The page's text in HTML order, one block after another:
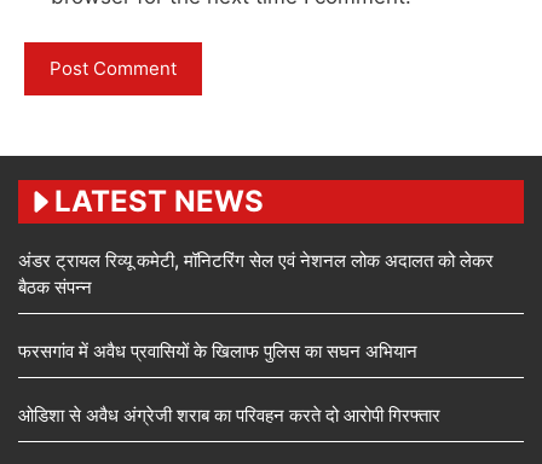
LATEST NEWS
अंडर ट्रायल रिव्यू कमेटी, मॉनिटरिंग सेल एवं नेशनल लोक अदालत को लेकर
बैठक संपन्न
फरसगांव में अवैध प्रवासियों के खिलाफ पुलिस का सघन अभियान
ओडिशा से अवैध अंग्रेजी शराब का परिवहन करते दो आरोपी गिरफ्तार